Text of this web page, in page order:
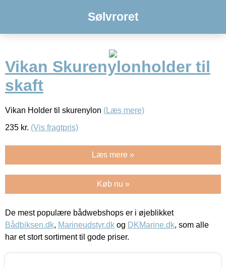
Sølvroret
Vikan Skurenylonholder til
skaft
Vikan Holder til skurenylon (Læs mere)
235 kr. (Vis fragtpris)
Læs mere »
Køb nu »
De mest populære bådwebshops er i øjeblikket
Bådbiksen.dk, Marineudstyr.dk og DKMarine.dk, som alle
har et stort sortiment til gode priser.